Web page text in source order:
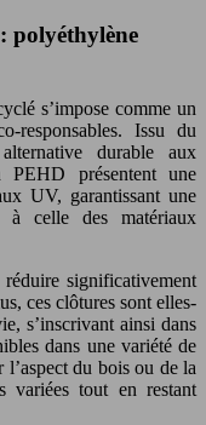
polyéthylène
s’impose comme un
responsables. Issu du
durable aux
PEHD présentent une
UV, garantissant une
à celle des matériaux
significativement
ces clôtures sont elles-
s’inscrivant ainsi dans
dans une variété de
du bois ou de la
variées tout en restant